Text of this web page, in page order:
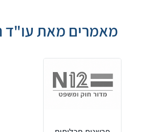
מאמרים מאת עו"ד